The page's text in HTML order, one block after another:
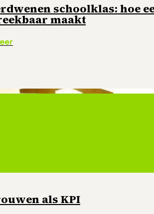
schoolklas: hoe
maakt
als KPI